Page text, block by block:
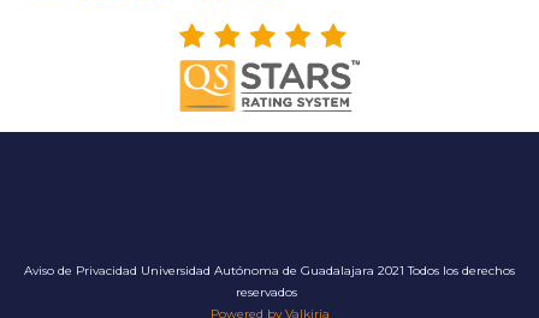
Aviso de Privacidad Universidad Autónoma de Guadalajara 2021 Todos los derechos
reservados
Powered by Valkiria